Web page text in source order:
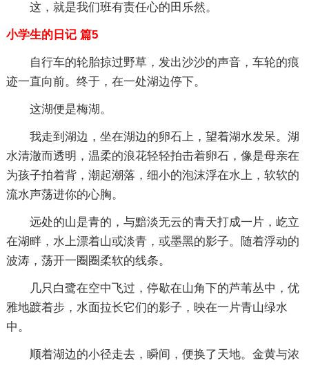
这，就是我们班有责任心的田乐然。
小学生的日记 篇5
自行车的轮胎掠过野草，发出沙沙的声音，车轮的痕
迹一直向前。终于，在一处湖边停下。
这湖便是梅湖。
我走到湖边，坐在湖边的卵石上，望着湖水发呆。湖
水清澈而透明，温柔的浪花轻轻拍击着卵石，像是母亲在
为孩子拍着背，潮起潮落，细小的泡沫浮在水上，软软的
流水声荡进你的心胸。
远处的山是青的，与黯淡无云的青天打成一片，屹立
在湖畔，水上漂着山或淡青，或墨黑的影子。随着浮动的
波涛，荡开一圈圈柔软的线条。
几只白鹭在空中飞过，停歇在山角下的芦苇丛中，优
雅地踱着步，水面拉长它们的影子，映在一片青山绿水
中。
顺着湖边的小径走去，瞬间，便换了天地。金黄与浓